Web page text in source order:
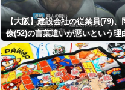
【大阪】建設会社の従業員(79)、
僚(52)の言葉遣いが悪いという理
でクビに刃物を刺して殺害